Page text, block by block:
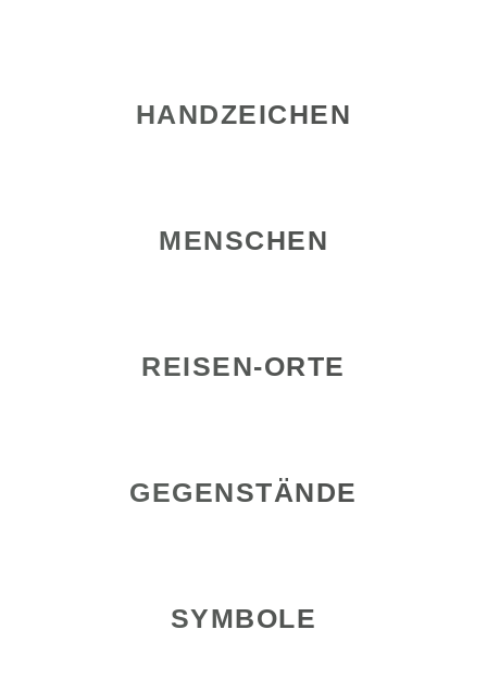
HANDZEICHEN
MENSCHEN
REISEN-ORTE
GEGENSTÄNDE
SYMBOLE